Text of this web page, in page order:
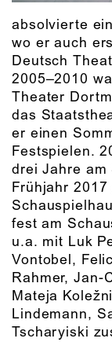
absolvierte
wo er auch
Deutsch
2005–2010
Theater
das
er einen
Festspielen.
drei Jahre am
Frühjahr
fest am
u.a. mit Luk
Vontobel,
Rahmer, Jan-
Mateja
Lindemann,
Tscharyiski